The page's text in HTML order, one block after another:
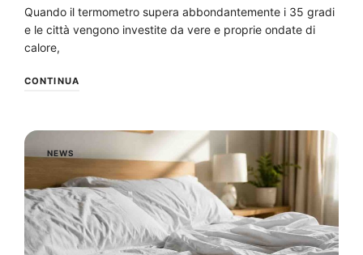
Quando il termometro supera abbondantemente i 35 gradi
e le città vengono investite da vere e proprie ondate di
calore,
CONTINUA
NEWS